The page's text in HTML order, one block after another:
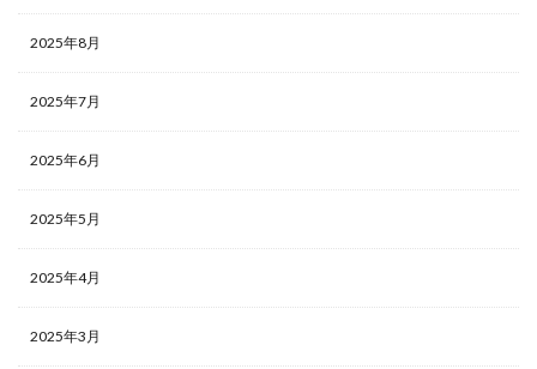
2025年8月
2025年7月
2025年6月
2025年5月
2025年4月
2025年3月